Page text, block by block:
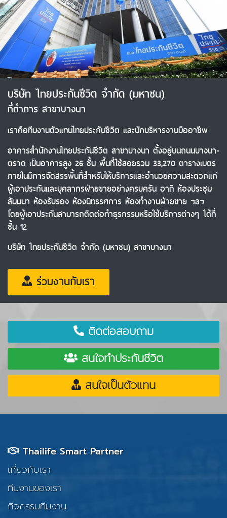
บริษัท ไทยประกันชีวิต จำกัด (มหาชน)
ที่ทำการ สาขาบางนา
เราคือทีมงานตัวแทนไทยประกันชีวิต และนักบริหารงานมืออาชีพ
อาคารสำนักงานไทยประกันชีวิต สาขาบางนา ตั้งอยู่บนถนนบางนา-
ตราด เป็นอาคารสูง 26 ชั้น พื้นที่ใช้สอยรวม 33,270 ตารางเมตร
ภายในมีการจัดสรรพื้นที่สำหรับให้บริการและอำนวยความสะดวกแก่
ผู้เอาประกันและบุคลากรฝ่ายขายอย่างครบครัน อาทิ ห้องประชุม
สัมมนา ห้องรับรอง ห้องนิทรรศการ ห้องทำงานฝ่ายขาย ฯลฯ
โดยผู้เอาประกันสามารถติดต่อทำธุรกรรมหรือใช้บริการต่างๆ ได้ที่
ชั้น 12
บริษัท ไทยประกันชีวิต จำกัด (มหาชน) สาขาบางนา
ร่วมงานกับเรา
ติดต่อสอบถาม
สนใจทำประกันชีวิต
สนใจเป็นตัวแทน
Thailife Smart Partner
เกี่ยวกับเรา
ทีมงานของเรา
กิจกรรมทีมงาน